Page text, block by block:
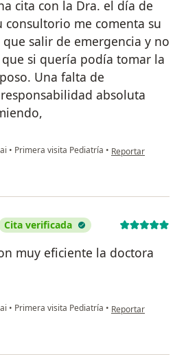
cita con la Dra. el día de
consultorio me comenta su
salir de emergencia y no
si quería podía tomar la
Una falta de
absoluta
• Primera visita Pediatría • en opinión del
Reportar
Cita verificada
muy eficiente la doctora
• Primera visita Pediatría • en opinión del
Reportar